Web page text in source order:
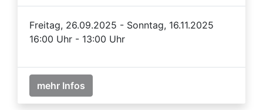
Freitag, 26.09.2025 - Sonntag, 16.11.2025
16:00 Uhr - 13:00 Uhr
mehr Infos